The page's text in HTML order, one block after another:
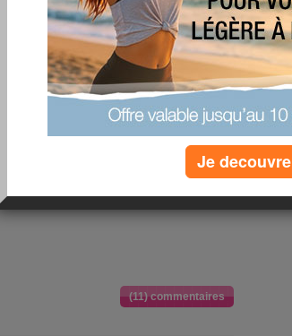
(car je ne vois jamais le président),
travail + de 35 ans de fidélité, 17 ans à la
toujours pour la clinique car je garde les
à la croix rouge)
sais pas si il y aura une prime", je ne
10 à 12h / jour, heures qui ne me sont pas
jamais récupérer (pour l'instant 71 h).
le monde du travail, je pense que
heures et tant pis si le boulot ne suit pas.
car si mon travail n'est pas fait je m'en
(11) commentaires
Je decouvre